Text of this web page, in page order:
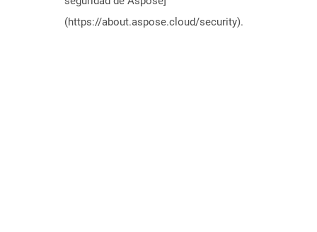
(https://about.aspose.cloud/security).